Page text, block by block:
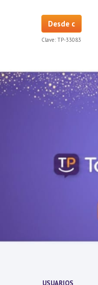
Desde c
Clave:TP-33083
USUARIOS